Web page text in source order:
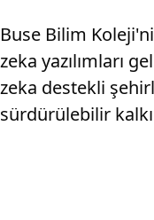
Buse Bilim
zeka yazılımları
zeka destekli
sürdürülebilir